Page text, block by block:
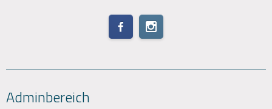
Adminbereich